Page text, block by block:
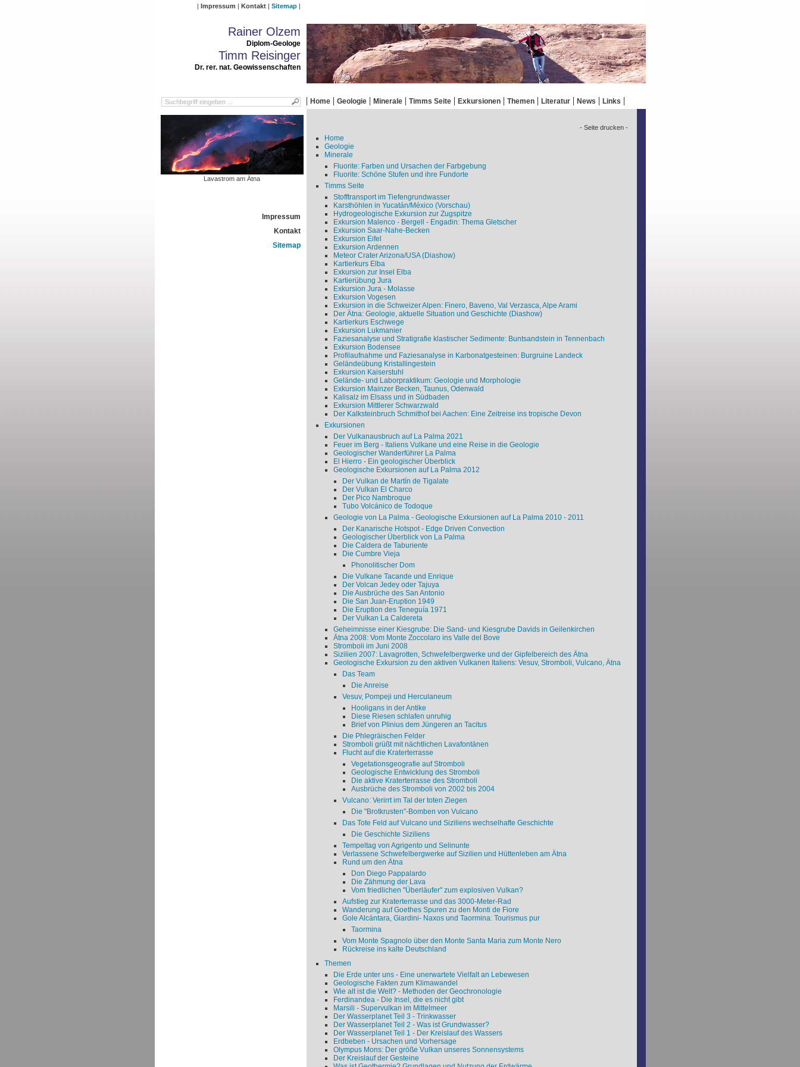
Impressum Kontakt Sitemap
Rainer Olzem
Diplom-Geologe
Timm Reisinger
Dr. rer. nat. Geowissenschaften
Home Geologie Minerale Timms Seite Exkursionen Themen Literatur News Links
Lavastrom am Ätna
Impressum
Kontakt
Sitemap
- Seite drucken -
Home
Geologie
Minerale
Fluorite: Farben und Ursachen der Farbgebung
Fluorite: Schöne Stufen und ihre Fundorte
Timms Seite
Stofftransport im Tiefengrundwasser
Karsthöhlen in Yucatán/México (Vorschau)
Hydrogeologische Exkursion zur Zugspitze
Exkursion Malenco - Bergell - Engadin: Thema Gletscher
Exkursion Saar-Nahe-Becken
Exkursion Eifel
Exkursion Ardennen
Meteor Crater Arizona/USA (Diashow)
Kartierkurs Elba
Exkursion zur Insel Elba
Kartierübung Jura
Exkursion Jura - Molasse
Exkursion Vogesen
Exkursion in die Schweizer Alpen: Finero, Baveno, Val Verzasca, Alpe Arami
Der Ätna: Geologie, aktuelle Situation und Geschichte (Diashow)
Kartierkurs Eschwege
Exkursion Lukmanier
Faziesanalyse und Stratigrafie klastischer Sedimente: Buntsandstein in Tennenbach
Exkursion Bodensee
Profilaufnahme und Faziesanalyse in Karbonatgesteinen: Burgruine Landeck
Geländeübung Kristallingestein
Exkursion Kaiserstuhl
Gelände- und Laborpraktikum: Geologie und Morphologie
Exkursion Mainzer Becken, Taunus, Odenwald
Kalisalz im Elsass und in Südbaden
Exkursion Mittlerer Schwarzwald
Der Kalksteinbruch Schmithof bei Aachen: Eine Zeitreise ins tropische Devon
Exkursionen
Der Vulkanausbruch auf La Palma 2021
Feuer im Berg - Italiens Vulkane und eine Reise in die Geologie
Geologischer Wanderführer La Palma
El Hierro - Ein geologischer Überblick
Geologische Exkursionen auf La Palma 2012
Der Vulkan de Martín de Tigalate
Der Vulkan El Charco
Der Pico Nambroque
Tubo Volcánico de Todoque
Geologie von La Palma - Geologische Exkursionen auf La Palma 2010 - 2011
Der Kanarische Hotspot - Edge Driven Convection
Geologischer Überblick von La Palma
Die Caldera de Taburiente
Die Cumbre Vieja
Phonolitischer Dom
Die Vulkane Tacande und Enrique
Der Volcan Jedey oder Tajuya
Die Ausbrüche des San Antonio
Die San Juan-Eruption 1949
Die Eruption des Teneguía 1971
Der Vulkan La Caldereta
Geheimnisse einer Kiesgrube: Die Sand- und Kiesgrube Davids in Geilenkirchen
Ätna 2008: Vom Monte Zoccolaro ins Valle del Bove
Stromboli im Juni 2008
Sizilien 2007: Lavagrotten, Schwefelbergwerke und der Gipfelbereich des Ätna
Geologische Exkursion zu den aktiven Vulkanen Italiens: Vesuv, Stromboli, Vulcano, Ätna
Das Team
Die Anreise
Vesuv, Pompeji und Herculaneum
Hooligans in der Antike
Diese Riesen schlafen unruhig
Brief von Plinius dem Jüngeren an Tacitus
Die Phlegräischen Felder
Stromboli grüßt mit nächtlichen Lavafontänen
Flucht auf die Kraterterrasse
Vegetationsgeografie auf Stromboli
Geologische Entwicklung des Stromboli
Die aktive Kraterterrasse des Stromboli
Ausbrüche des Stromboli von 2002 bis 2004
Vulcano: Verirrt im Tal der toten Ziegen
Die "Brotkrusten"-Bomben von Vulcano
Das Tote Feld auf Vulcano und Siziliens wechselhafte Geschichte
Die Geschichte Siziliens
Tempeltag von Agrigento und Selinunte
Verlassene Schwefelbergwerke auf Sizilien und Hüttenleben am Ätna
Rund um den Ätna
Don Diego Pappalardo
Die Zähmung der Lava
Vom friedlichen "Überläufer" zum explosiven Vulkan?
Aufstieg zur Kraterterrasse und das 3000-Meter-Rad
Wanderung auf Goethes Spuren zu den Monti de Fiore
Gole Alcántara, Giardini- Naxos und Taormina: Tourismus pur
Taormina
Vom Monte Spagnolo über den Monte Santa Maria zum Monte Nero
Rückreise ins kalte Deutschland
Themen
Die Erde unter uns - Eine unerwartete Vielfalt an Lebewesen
Geologische Fakten zum Klimawandel
Wie alt ist die Welt? - Methoden der Geochronologie
Ferdinandea - Die Insel, die es nicht gibt
Marsili - Supervulkan im Mittelmeer
Der Wasserplanet Teil 3 - Trinkwasser
Der Wasserplanet Teil 2 - Was ist Grundwasser?
Der Wasserplanet Teil 1 - Der Kreislauf des Wassers
Erdbeben - Ursachen und Vorhersage
Olympus Mons: Der größe Vulkan unseres Sonnensystems
Der Kreislauf der Gesteine